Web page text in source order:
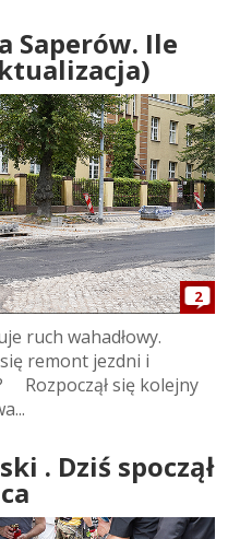
Saperów. Ile
2
ruch wahadłowy.
remont jezdni i
Rozpoczął się kolejny
. Dziś spoczął